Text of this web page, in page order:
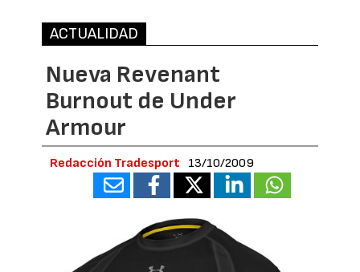
ACTUALIDAD
Nueva Revenant
Burnout de Under
Armour
Redacción Tradesport 13/10/2009